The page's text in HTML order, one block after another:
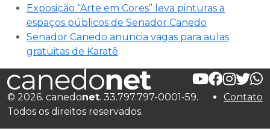
Exposição “Arte em Cores” leva pinturas a
espaços públicos de Senador Canedo
Senador Canedo anuncia vagas para aulas
gratuitas de Karatê
© 2026. canedonet. 33.797.797-0001-59.
Todos os direitos reservados.
Contato